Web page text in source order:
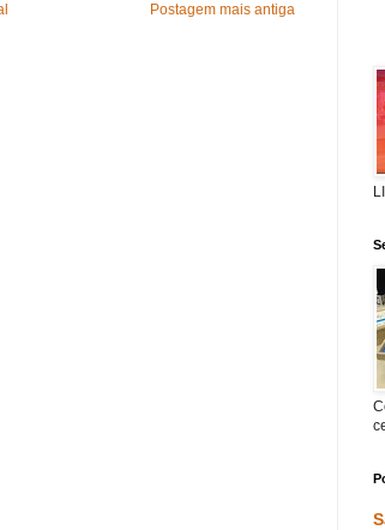
Postagem mais antiga